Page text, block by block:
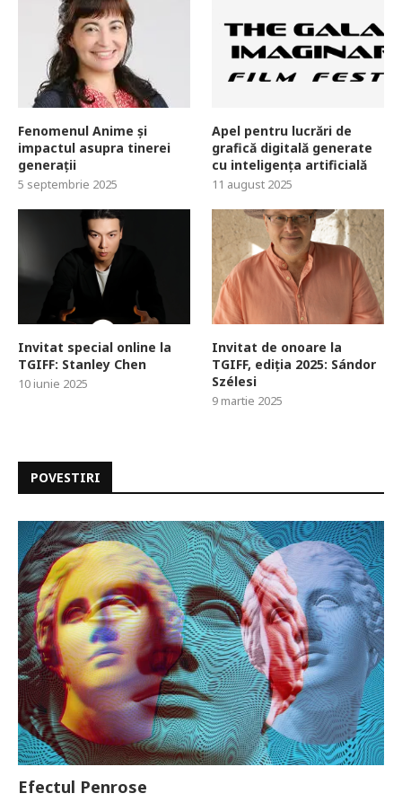
Fenomenul Anime și
impactul asupra tinerei
generații
5 septembrie 2025
Apel pentru lucrări de
grafică digitală generate
cu inteligența artificială
11 august 2025
Invitat special online la
TGIFF: Stanley Chen
10 iunie 2025
Invitat de onoare la
TGIFF, ediția 2025: Sándor
Szélesi
9 martie 2025
POVESTIRI
Efectul Penrose